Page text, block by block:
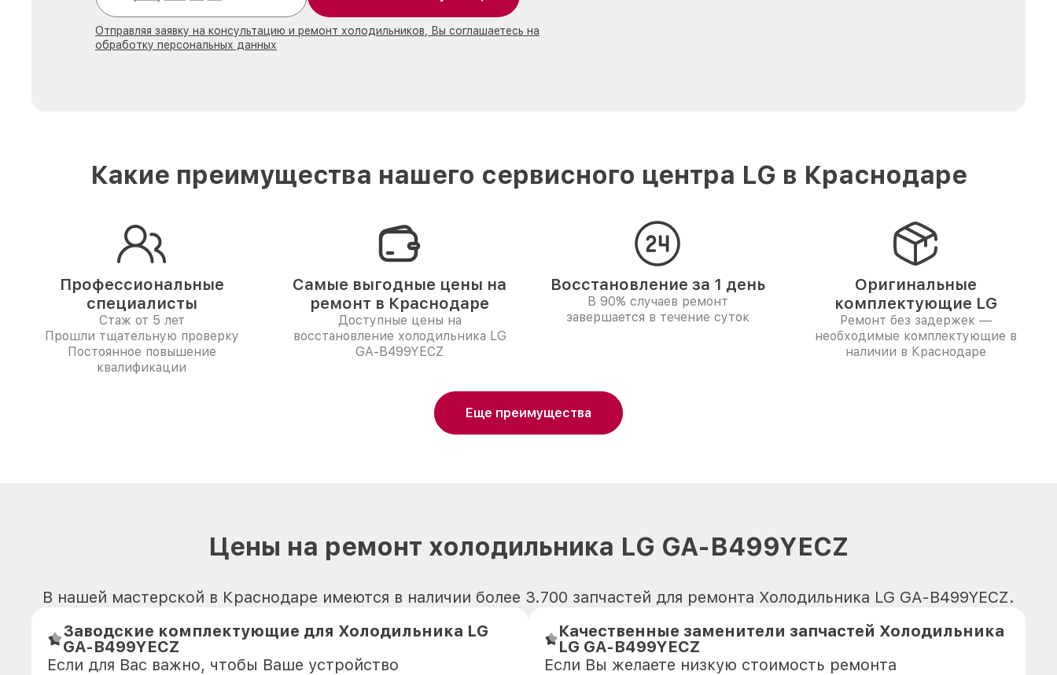
Отправляя заявку на консультацию и ремонт холодильников, Вы соглашаетесь на
обработку персональных данных
Какие преимущества нашего сервисного центра LG в Краснодаре
Профессиональные
специалисты
Стаж от 5 лет
Прошли тщательную проверку
Постоянное повышение
квалификации
Самые выгодные цены на
ремонт в Краснодаре
Доступные цены на
восстановление холодильника LG
GA-B499YECZ
Восстановление за 1 день
В 90% случаев ремонт
завершается в течение суток
Оригинальные
комплектующие LG
Ремонт без задержек —
необходимые комплектующие в
наличии в Краснодаре
Еще преимущества
Цены на ремонт холодильника LG GA-B499YECZ
В нашей мастерской в Краснодаре имеются в наличии более 3.700 запчастей для ремонта Холодильника LG GA-B499YECZ.
Заводские комплектующие для Холодильника LG
GA-B499YECZ
Если для Вас важно, чтобы Ваше устройство
Качественные заменители запчастей Холодильника
LG GA-B499YECZ
Если Вы желаете низкую стоимость ремонта